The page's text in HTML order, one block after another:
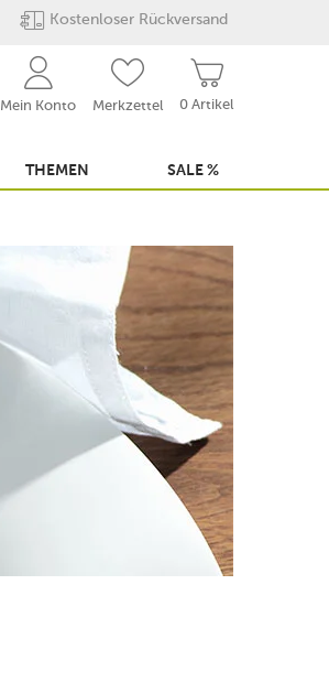
Kostenloser Rückversand
0 Artikel
Mein Konto Merkzettel
THEMEN SALE %